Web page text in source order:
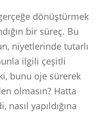
dönüştürmek
bir süreç. Bu
niyetlerinde tutarlı
ilgili çeşitli
bunu oje sürerek
olmasın? Hatta
nasıl yapıldığına